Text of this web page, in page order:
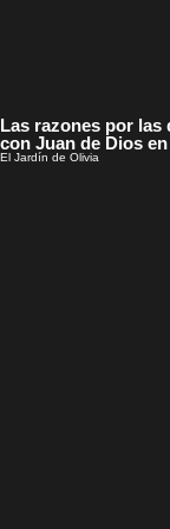
Las razones por
con Juan de Dios
El Jardín de Olivia